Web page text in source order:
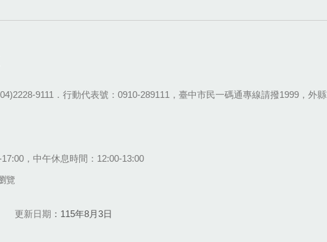
9111．行動代表號：0910-289111，臺中市民一碼通專線請撥1999，外
17:00，中午休息時間：12:00-13:00
覽
更新日期 115年8月3日